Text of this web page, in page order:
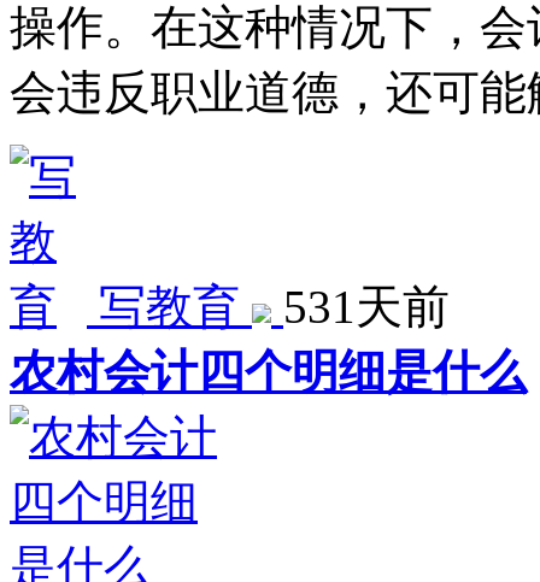
操作。在这种情况下，
会违反职业道德，还可
写教育
531天前
农村会计四个明细是什么